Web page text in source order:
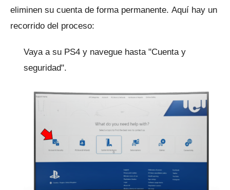
eliminen su cuenta de forma permanente. Aquí hay un
recorrido del proceso:
Vaya a su PS4 y navegue hasta "Cuenta y
seguridad".